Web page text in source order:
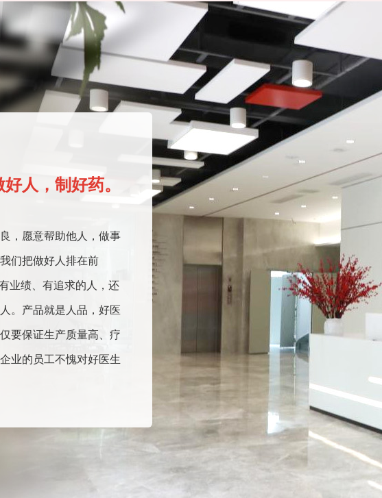
人，制好药。
，愿意帮助他人，做事
们把做好人排在前
业绩、有追求的人，还
。产品就是人品，好医
要保证生产质量高、疗
业的员工不愧对好医生